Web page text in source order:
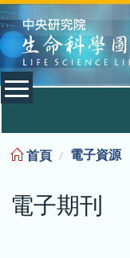
:::
首頁 電子資源
電子期刊